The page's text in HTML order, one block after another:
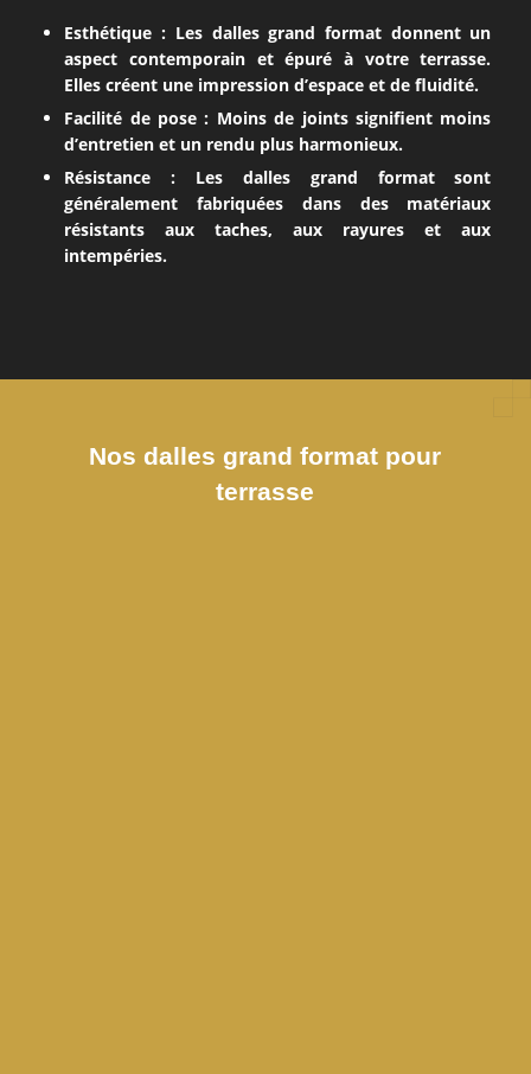
Esthétique : Les dalles grand format donnent un
aspect contemporain et épuré à votre terrasse.
Elles créent une impression d’espace et de fluidité.
Facilité de pose : Moins de joints signifient moins
d’entretien et un rendu plus harmonieux.
Résistance : Les dalles grand format sont
généralement fabriquées dans des matériaux
résistants aux taches, aux rayures et aux
intempéries.
Nos dalles grand format pour
terrasse